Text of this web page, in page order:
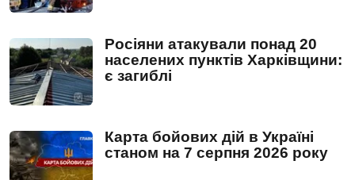
Росіяни атакували понад 20
населених пунктів Харківщини:
є загиблі
Карта бойових дій в Україні
станом на 7 серпня 2026 року